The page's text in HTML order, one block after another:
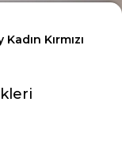
Kırmızı